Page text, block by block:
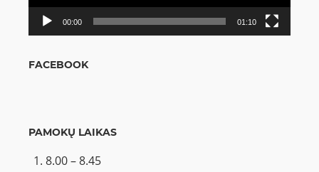
00:00 01:10
FACEBOOK
PAMOKŲ LAIKAS
8.00 – 8.45